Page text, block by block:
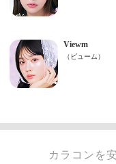
カラコンを